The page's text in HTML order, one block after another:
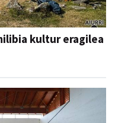
kultur eragilea